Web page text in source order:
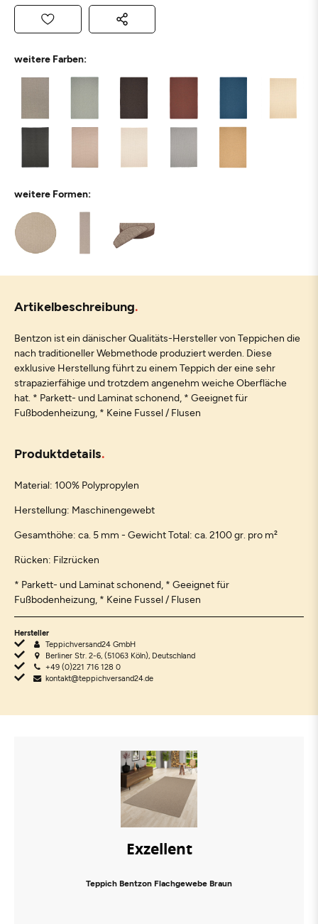
weitere Farben:
weitere Formen:
Artikelbeschreibung
Bentzon ist ein dänischer Qualitäts-Hersteller von Teppichen die
nach traditioneller Webmethode produziert werden. Diese
exklusive Herstellung führt zu einem Teppich der eine sehr
strapazierfähige und trotzdem angenehm weiche Oberfläche
hat. * Parkett- und Laminat schonend, * Geeignet für
Fußbodenheizung, * Keine Fussel / Flusen
Produktdetails
Material: 100% Polypropylen
Herstellung: Maschinengewebt
Gesamthöhe: ca. 5 mm - Gewicht Total: ca. 2100 gr. pro m²
Rücken: Filzrücken
* Parkett- und Laminat schonend, * Geeignet für
Fußbodenheizung, * Keine Fussel / Flusen
Hersteller
Teppichversand24 GmbH
Berliner Str. 2-6, (51063 Köln), Deutschland
+49 (0)221 716 128 0
kontakt@teppichversand24.de
Exzellent
Teppich Bentzon Flachgewebe Braun